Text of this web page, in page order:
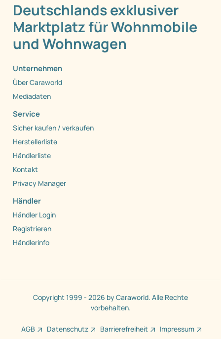
Deutschlands exklusiver
Marktplatz für Wohnmobile
und Wohnwagen
Unternehmen
Über Caraworld
Mediadaten
Service
Sicher kaufen / verkaufen
Herstellerliste
Händlerliste
Kontakt
Privacy Manager
Händler
Händler Login
Registrieren
Händlerinfo
Copyright 1999 - 2026 by Caraworld. Alle Rechte
vorbehalten.
AGB Datenschutz Barrierefreiheit Impressum